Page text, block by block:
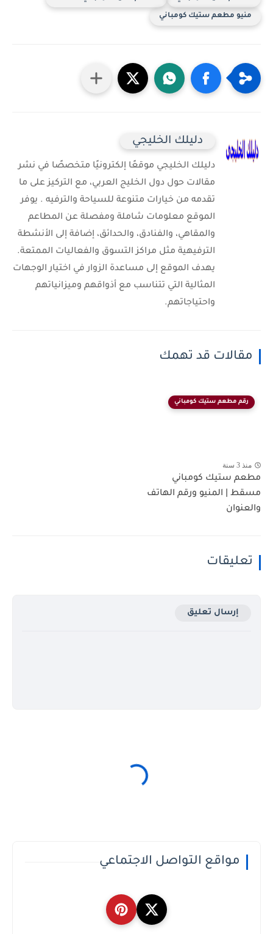
منيو مطعم ستيك كومباني
دليلك الخليجي
دليلك الخليجي موقعًا إلكترونيًا متخصصًا في نشر
مقالات حول دول الخليج العربي، مع التركيز على ما
تقدمه من خيارات متنوعة للسياحة والترفيه . يوفر
الموقع معلومات شاملة ومفصلة عن المطاعم
والمقاهي، والفنادق، والحدائق، إضافة إلى الأنشطة
الترفيهية مثل مراكز التسوق والفعاليات الممتعة.
يهدف الموقع إلى مساعدة الزوار في اختيار الوجهات
المثالية التي تتناسب مع أذواقهم وميزانياتهم
واحتياجاتهم.
مقالات قد تهمك
رقم مطعم ستيك كومباني
منذ 3 سنة
مطعم ستيك كومباني
مسقط | المنيو ورقم الهاتف
والعنوان
تعليقات
إرسال تعليق
مواقع التواصل الاجتماعي